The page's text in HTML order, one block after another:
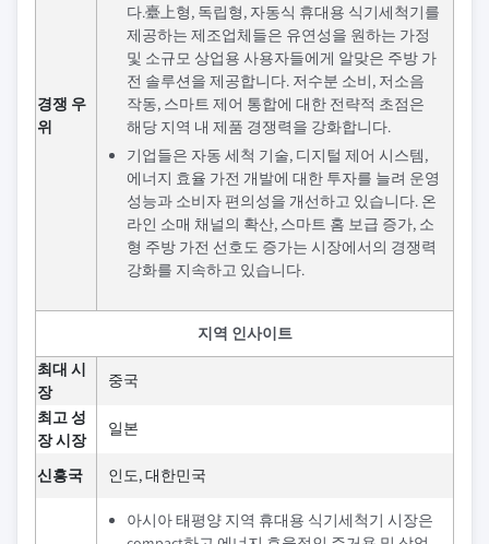
경쟁 우
위
다.臺上형, 독립형, 자동식 휴대용 식기세척기를
제공하는 제조업체들은 유연성을 원하는 가정
및 소규모 상업용 사용자들에게 알맞은 주방 가
전 솔루션을 제공합니다. 저수분 소비, 저소음
작동, 스마트 제어 통합에 대한 전략적 초점은
해당 지역 내 제품 경쟁력을 강화합니다.
기업들은 자동 세척 기술, 디지털 제어 시스템,
에너지 효율 가전 개발에 대한 투자를 늘려 운영
성능과 소비자 편의성을 개선하고 있습니다. 온
라인 소매 채널의 확산, 스마트 홈 보급 증가, 소
형 주방 가전 선호도 증가는 시장에서의 경쟁력
강화를 지속하고 있습니다.
지역 인사이트
최대 시
장
중국
최고 성
장 시장
일본
신흥국 인도, 대한민국
아시아 태평양 지역 휴대용 식기세척기 시장은